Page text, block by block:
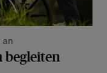
an
begleiten